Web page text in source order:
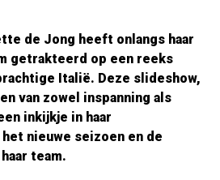
de Jong heeft onlangs haar
getrakteerd op een reeks
Italië. Deze slideshow,
van zowel inspanning als
inkijkje in haar
nieuwe seizoen en de
team.